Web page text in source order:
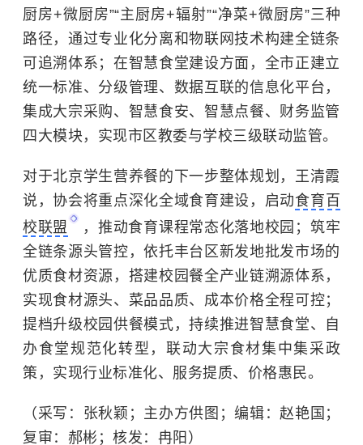
厨房+微厨房”“主厨房+辐射”“净菜+微厨房”三种
路径，通过专业化分离和物联网技术构建全链条
可追溯体系；在智慧食堂建设方面，全市正建立
统一标准、分级管理、数据互联的信息化平台，
集成大宗采购、智慧食安、智慧点餐、财务监管
四大模块，实现市区教委与学校三级联动监管。
对于北京学生营养餐的下一步整体规划，王清霞
说，协会将重点深化全域食育建设，启动食育百
校联盟
，推动食育课程常态化落地校园；筑牢
全链条源头管控，依托丰台区新发地批发市场的
优质食材资源，搭建校园餐全产业链溯源体系，
实现食材源头、菜品品质、成本价格全程可控；
提档升级校园供餐模式，持续推进智慧食堂、自
办食堂规范化转型，联动大宗食材集中集采政
策，实现行业标准化、服务提质、价格惠民。
（采写：张秋颖；主办方供图；编辑：赵艳国；
复审：郝彬；核发：冉阳）